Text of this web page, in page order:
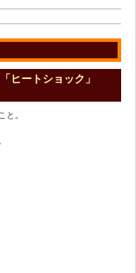
「ヒートショック」
と。